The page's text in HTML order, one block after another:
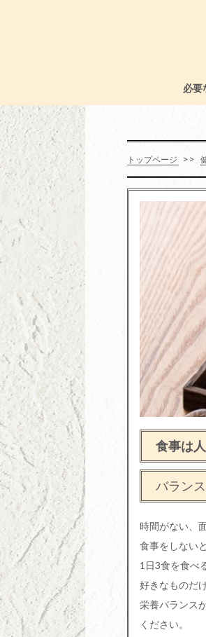
必要
トップページ
食事は
バラン
時間がない、
食事をしない
1日3食を食べ
好きなものだ
栄養バランス
ください。